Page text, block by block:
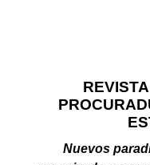
Nuevos